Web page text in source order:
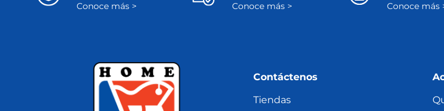
Conoce más > Conoce más > Conoce más
Contáctenos
Tiendas